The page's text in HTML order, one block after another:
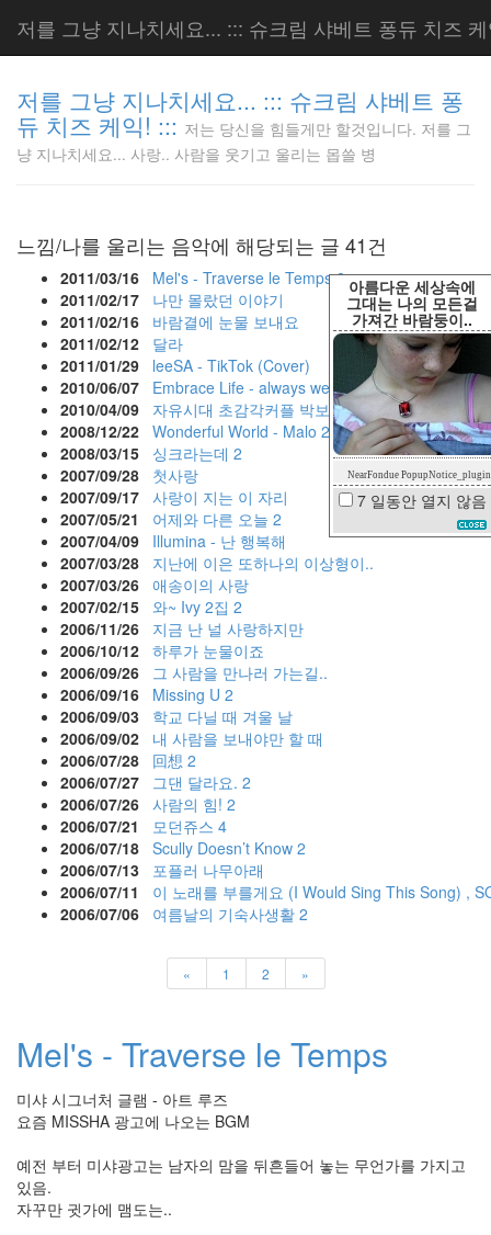
아름다운 세상속에
그대는 나의 모든걸
가져간 바람둥이..
NearFondue PopupNotice_plugin
7 일동안 열지 않음
저를 그냥 지나치세요... ::: 슈크림 샤베트 퐁듀 치즈
저를 그냥 지나치세요... ::: 슈크림 샤베트 퐁
듀 치즈 케익! ::: 저는 당신을 힘들게만 할것입니다. 저를 그
냥 지나치세요... 사랑.. 사람을 웃기고 울리는 몹쓸 병
느낌/나를 울리는 음악에 해당되는 글 41건
2011/03/16 Mel's - Traverse le Temps2
2011/02/17
나만 몰랐던 이야기
2011/02/16
바람결에 눈물 보내요
2011/02/12
달라
2011/01/29
leeSA - TikTok (Cover)
2010/06/07
Embrace Life - always wear your seat belt
2010/04/09
자유시대 초감각커플 박보영
2008/12/22 Wonderful World - Malo 2
2008/03/15
싱크라는데 2
2007/09/28
첫사랑
2007/09/17 사랑이 지는 이 자리
2007/05/21
어제와 다른 오늘 2
2007/04/09
Illumina - 난 행복해
2007/03/28
지난에 이은 또하나의 이상형이..
2007/03/26 애송이의 사랑
2007/02/15 와~ Ivy 2집 2
2006/11/26
지금 난 널 사랑하지만
2006/10/12 하루가 눈물이죠
2006/09/26
그 사람을 만나러 가는길..
2006/09/16
Missing U 2
2006/09/03
학교 다닐 때 겨울 날
2006/09/02
내 사람을 보내야만 할 때
2006/07/28
回想 2
2006/07/27
그댄 달라요. 2
2006/07/26 사람의 힘! 2
2006/07/21
모던쥬스 4
2006/07/18 Scully Doesn’t Know 2
2006/07/13
포플러 나무아래
2006/07/11
이 노래를 부를게요 (I Would Sing This Song) ,
2006/07/06
여름날의 기숙사생활 2
« 1 2 »
Mel's - Traverse le Temps
미샤 시그너처 글램 - 아트 루즈
요즘 MISSHA 광고에 나오는 BGM
예전 부터 미샤광고는 남자의 맘을 뒤흔들어 놓는 무언가를 가지고
있음.
자꾸만 귓가에 맴도는..
저는 당신
을 힘들게
를 그냥
지나치세
요... 사
랑.. 사람
을 웃기고
울리는 몹
쓸 병
LonnieNa
Cloud
람
차
련
야
연